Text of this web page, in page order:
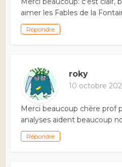
aimer les Fables de la
Répondre
roky
10 octobre
Merci beaucoup chère prof
analyses aident beaucoup
Répondre